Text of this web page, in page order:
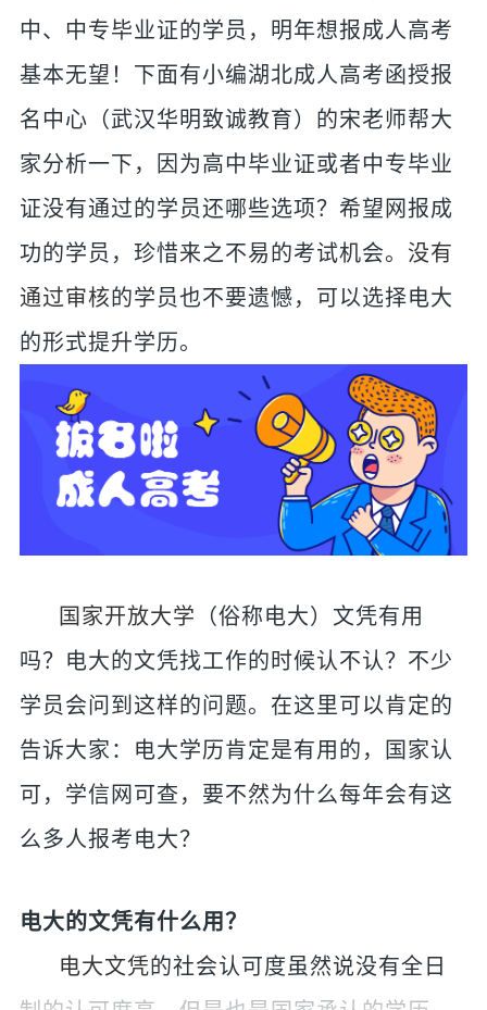
中、中专毕业证的学员，明年想报成人高考
基本无望！下面有小编湖北成人高考函授报
名中心（武汉华明致诚教育）的宋老师帮大
家分析一下，因为高中毕业证或者中专毕业
证没有通过的学员还哪些选项？希望网报成
功的学员，珍惜来之不易的考试机会。 没有
通过审核的学员也不要遗憾，可以选择电大
的形式提升学历。
国家开放大学 （俗称电大）文凭有用
吗？电大的文凭找工作的时候认不认？不少
学员会问到这样的问题。在这里可以肯定的
告诉大家：电大学历肯定是有用的，国家认
可，学信网可查，要不然为什么每年会有这
么多人报考电大？
电大 的文凭有什么用？
电大文凭的社会认可度虽然说没有全日